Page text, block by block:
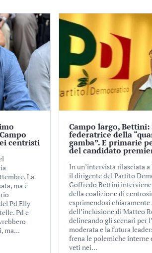
centristi
La
ma è
Pd Elly
Pd e
ma...
Campo largo, Bettini:
federatrice della
gamba”. E primarie
del candidato
In un’intervista rilasciata a
il dirigente del Partito
Goffredo Bettini
della coalizione di
esprimendosi chiaramente
dell’inclusione di Matteo
delineando gli scenari per
moderata e la futura
frena le polemiche interne
veti nei...